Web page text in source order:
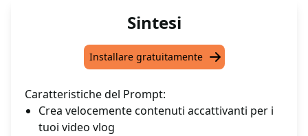
Sintesi
Installare gratuitamente
Caratteristiche del Prompt:
Crea velocemente contenuti accattivanti per i
tuoi video vlog